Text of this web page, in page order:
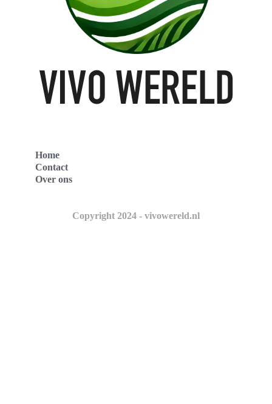
Home
Contact
Over ons
Copyright 2024 - vivowereld.nl